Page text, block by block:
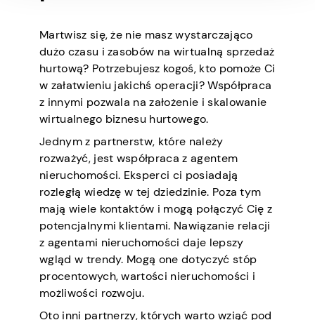
Martwisz się, że nie masz wystarczająco
dużo czasu i zasobów na wirtualną sprzedaż
hurtową? Potrzebujesz kogoś, kto pomoże Ci
w załatwieniu jakichś operacji? Współpraca
z innymi pozwala na założenie i skalowanie
wirtualnego biznesu hurtowego.
Jednym z partnerstw, które należy
rozważyć, jest współpraca z agentem
nieruchomości. Eksperci ci posiadają
rozległą wiedzę w tej dziedzinie. Poza tym
mają wiele kontaktów i mogą połączyć Cię z
potencjalnymi klientami. Nawiązanie relacji
z agentami nieruchomości daje lepszy
wgląd w trendy. Mogą one dotyczyć stóp
procentowych, wartości nieruchomości i
możliwości rozwoju.
Oto inni partnerzy, których warto wziąć pod